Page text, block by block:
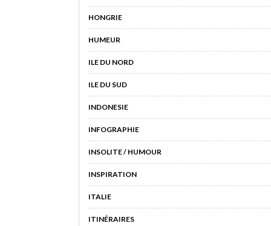
HONGRIE
HUMEUR
ILE DU NORD
ILE DU SUD
INDONESIE
INFOGRAPHIE
INSOLITE / HUMOUR
INSPIRATION
ITALIE
ITINÉRAIRES